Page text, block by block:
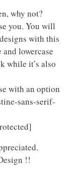
why not?
you. You will
with this
lowercase
while it’s also
with an option
sans-serif-
!!